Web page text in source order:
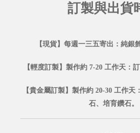
訂製與出貨
【現貨】每週一三五寄出：純銀
【輕度訂製】製作約 7-20 工作天：
【貴金屬訂製】製作約 20-30 工作
石、培育鑽石。